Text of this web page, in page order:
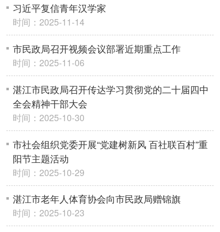
习近平复信青年汉学家
时间：2025-11-14
市民政局召开视频会议部署近期重点工作
时间：2025-11-06
湛江市民政局召开传达学习贯彻党的二十届四中
全会精神干部大会
时间：2025-10-30
市社会组织党委开展“党建树新风 百社联百村”重
阳节主题活动
时间：2025-10-29
湛江市老年人体育协会向市民政局赠锦旗
时间：2025-10-23